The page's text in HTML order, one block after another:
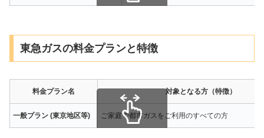
東急ガスの料金プランと特徴
料金プラン名 対象となる方（特徴）
一般プラン (東京地区等) ご家庭で都市ガスをご利用のすべての方